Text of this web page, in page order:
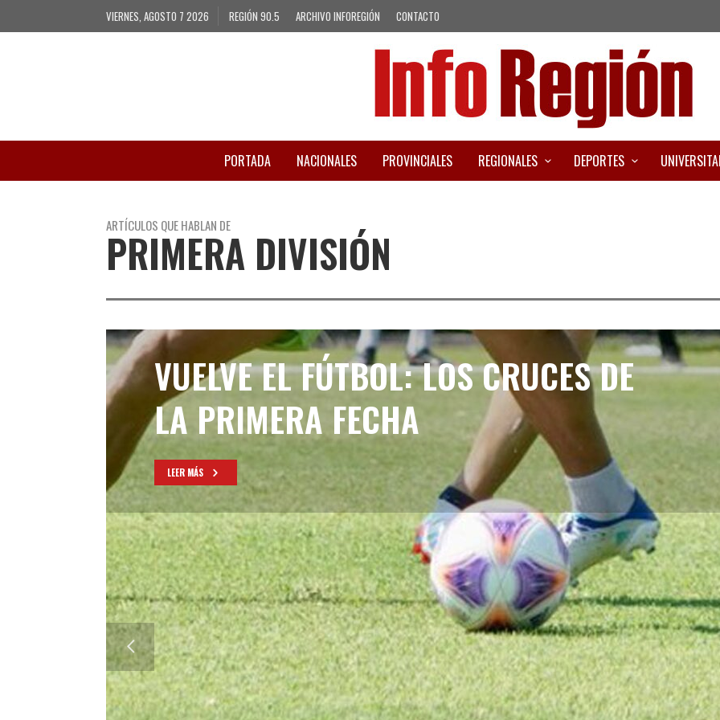
VIERNES, AGOSTO 7 2026 REGIÓN 90.5 ARCHIVO INFOREGIÓN CONTACTO
PORTADA NACIONALES PROVINCIALES REGIONALES DEPORTES
ARTÍCULOS QUE HABLAN DE
PRIMERA DIVISIÓN
VUELVE EL FÚTBOL: LOS CRUCES DE
LA PRIMERA FECHA
LEER MÁS